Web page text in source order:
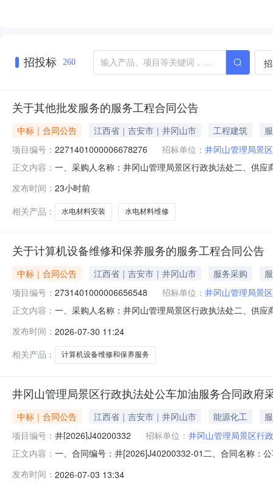
招投标 260
关于其他批发服务的服务工程合同公告
中标｜合同公告 江西省｜吉安市｜井冈山市 工程建筑
项目编号： 2271401000006678276 招标单位： 井冈山管理局景
正文内容： 一、采购人名称：井冈山管理局景区行政执法处二、供
求或标的基本概况：七、其它事项：无八、联系方式1、
发布时间： 23小时前
相关产品：
水电材料安装 水电材料维修
关于计算机设备维修和保养服务的服务工程合同公告
中标｜合同公告 江西省｜吉安市｜井冈山市 服务采购
项目编号： 2731401000006656548 招标单位： 井冈山管理局景
正文内容： 一、采购人名称：井冈山管理局景区行政执法处二、供
服务要求或标的基本概况：七、其它事项：无八、联系
发布时间： 2026-07-30 11:24
相关产品：
计算机设备维修和保养服务
井冈山管理局景区行政执法处公车加油服务合同政府
中标｜合同公告 江西省｜吉安市｜井冈山市 能源化工
项目编号： 井[2026]J40200332 招标单位： 井冈山管理局景区行
正文内容： 一、合同编号：井[2026]J40200332-01二、合同名称：
215号联系方式：18179690981六、合同主要信息主要
发布时间： 2026-07-03 13:34